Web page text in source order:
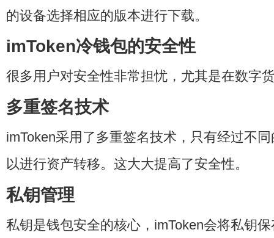
的设备选择相应的版本进行下载。
imToken冷钱包的安全性
很多用户对安全性非常担忧，尤其是在数字
多重签名技术
imToken采用了多重签名技术，只有经过不
以进行资产转移。这大大提高了安全性。
私钥管理
私钥是钱包安全的核心，imToken会将私钥